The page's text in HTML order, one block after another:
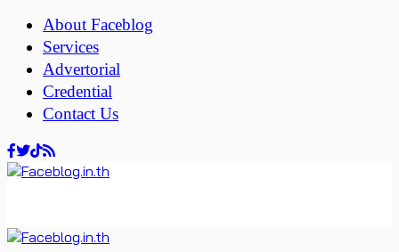
About Faceblog
Services
Advertorial
Credential
Contact Us